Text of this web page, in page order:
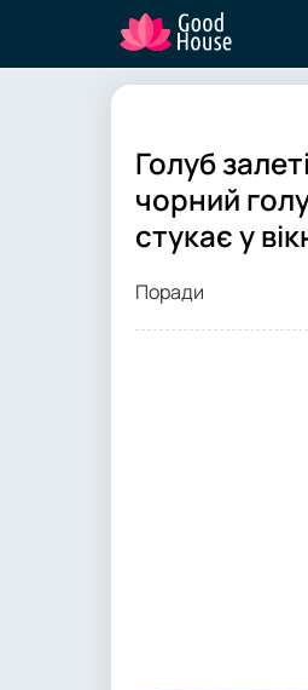
Голуб
чорний
стукає у
Поради